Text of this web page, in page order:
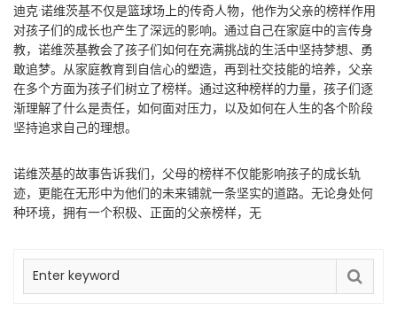
迪克·诺维茨基不仅是篮球场上的传奇人物，他作为父亲的榜样作用
对孩子们的成长也产生了深远的影响。通过自己在家庭中的言传身
教，诺维茨基教会了孩子们如何在充满挑战的生活中坚持梦想、勇
敢追梦。从家庭教育到自信心的塑造，再到社交技能的培养，父亲
在多个方面为孩子们树立了榜样。通过这种榜样的力量，孩子们逐
渐理解了什么是责任，如何面对压力，以及如何在人生的各个阶段
坚持追求自己的理想。
诺维茨基的故事告诉我们，父母的榜样不仅能影响孩子的成长轨
迹，更能在无形中为他们的未来铺就一条坚实的道路。无论身处何
种环境，拥有一个积极、正面的父亲榜样，无